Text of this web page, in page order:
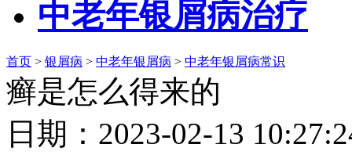
中老年银屑病治疗
首页 > 银屑病 > 中老年银屑病 > 中老年银屑病常识
癣是怎么得来的
日期：2023-02-13